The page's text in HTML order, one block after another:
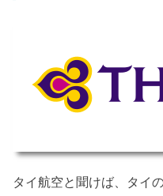
タイ航空と聞けば、タイ